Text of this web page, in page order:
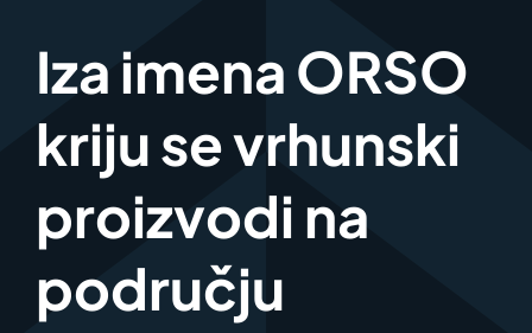
Iza imena ORSO
kriju se vrhunski
proizvodi na
području